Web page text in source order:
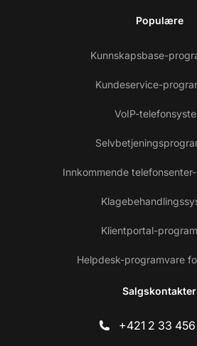
Populære
Kunnskapsbase-
Kundeservice-
VoIP-
Innkommende
Klientportal-
Helpdesk-programvare
Salgskontakter
+421 2 33